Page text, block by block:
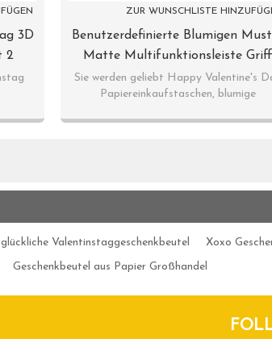
3D
2
ZUR WUNSCHLISTE
Benutzerdefinierte Blumigen
Matte Multifunktionsleiste Griff
Papier Geschenk Verpackung
Mit 4 Designs In Tongle
Sortiert
Sie werden geliebt Happy Valentine's
Papiereinkaufstaschen, blumige
glückliche Valentinstaggeschenkbeutel Xoxo
Geschenkbeutel aus Papier Großhandel